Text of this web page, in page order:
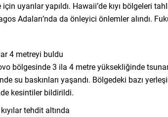
uyarılar yapıldı. Hawaii’de kıyı bölgeleri
Adaları’nda da önleyici önlemler alındı.
4 metreyi buldu
bölgesinde 3 ila 4 metre yüksekliğinde
su baskınları yaşandı. Bölgedeki bazı
kesintiler bildirildi.
tehdit altında